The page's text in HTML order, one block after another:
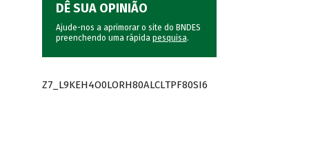
DÊ SUA OPINIÃO
Ajude-nos a aprimorar o site do BNDES
preenchendo uma rápida pesquisa.
Z7_L9KEH4O0LORH80ALCLTPF80SI6